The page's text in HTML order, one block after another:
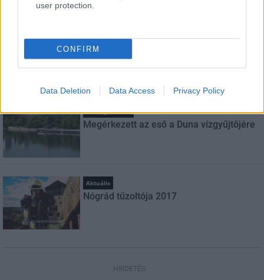
user protection.
CONFIRM
Data Deletion Data Access Privacy Policy
LEGFRISSEBB
Országos hírek
Amire többmillióan vártunk: szombattól
másodfokúra csökken a riasztás
Országos hírek
Megérkezett az eső a Duna vízgyűjtőjére
Aktuális
Nógrád tűzoltója 2017
HIRDETÉS